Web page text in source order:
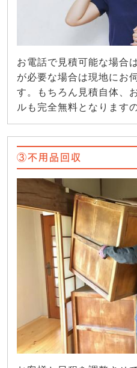
お電話で見積可能な場合
が必要な場合は現地にお
す。もちろん見積自体、
ルも完全無料となります
③不用品回収